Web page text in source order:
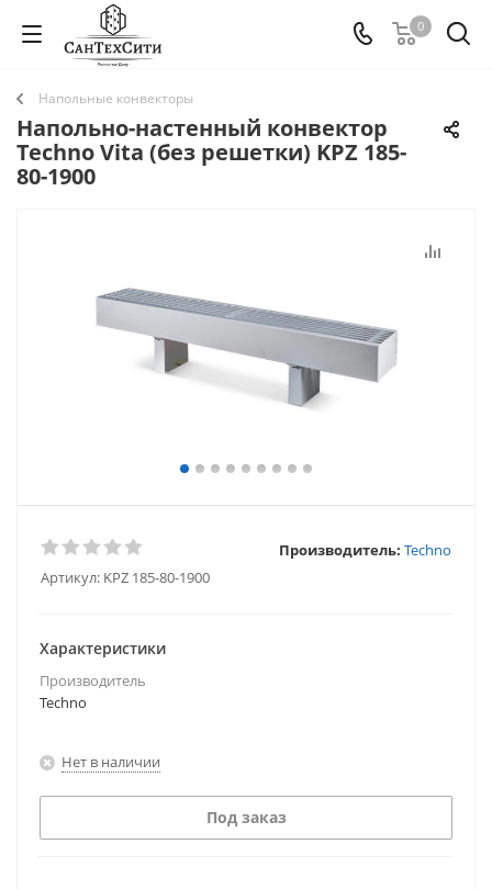
0
Напольные конвекторы
Напольно-настенный конвектор
Techno Vita (без решетки) KPZ 185-
80-1900
Артикул: KPZ 185-80-1900
Производитель: Techno
Характеристики
Производитель
Techno
Нет в наличии
Под заказ